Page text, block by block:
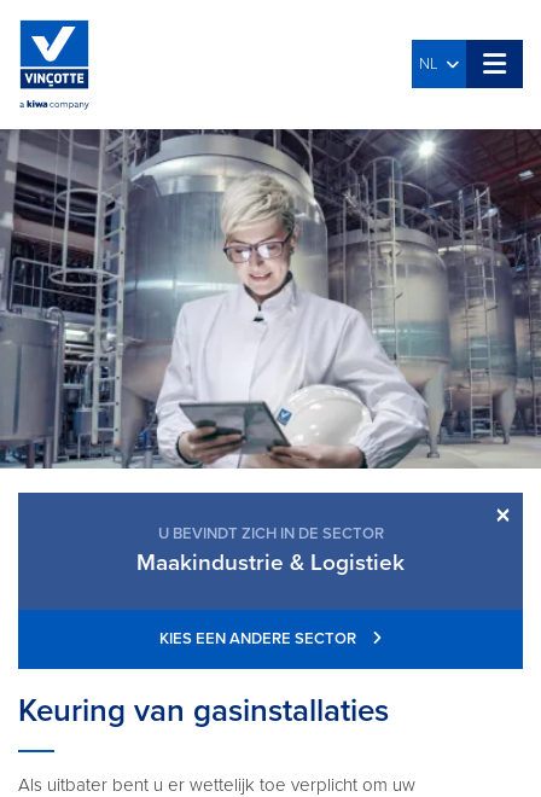
NL
×
U BEVINDT ZICH IN DE SECTOR
Maakindustrie & Logistiek
KIES EEN ANDERE SECTOR
Keuring van gasinstallaties
Als uitbater bent u er wettelijk toe verplicht om uw